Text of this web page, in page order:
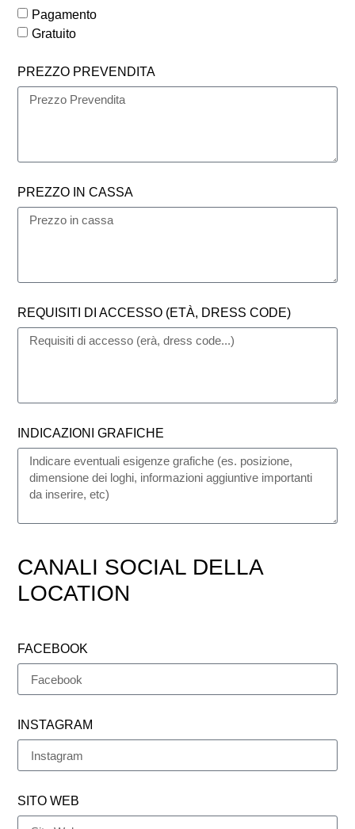
Pagamento
Gratuito
PREZZO PREVENDITA
PREZZO IN CASSA
REQUISITI DI ACCESSO (ETÀ, DRESS CODE)
INDICAZIONI GRAFICHE
CANALI SOCIAL DELLA
LOCATION
FACEBOOK
INSTAGRAM
SITO WEB